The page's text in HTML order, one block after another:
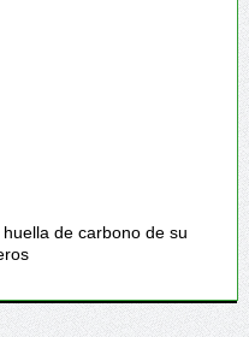
de carbono de su